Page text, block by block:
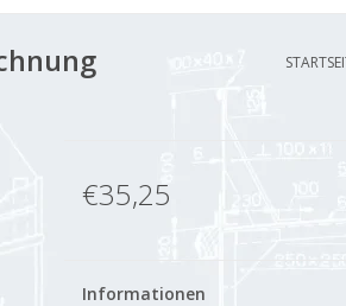
€35,25
Informationen